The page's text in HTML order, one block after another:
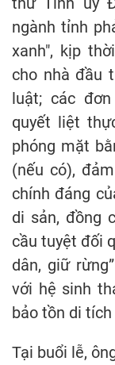
ngành tỉnh
xanh", kịp
cho nhà đầu
luật; các
quyết liệt
phóng mặt
(nếu có),
chính đáng
di sản, đồng
cầu tuyệt đối
dân, giữ
với hệ sinh
bảo tồn di
Tại buổi lễ,